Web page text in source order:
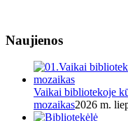
Naujienos
Vaikai bibliotekoje
mozaikas2026 m.